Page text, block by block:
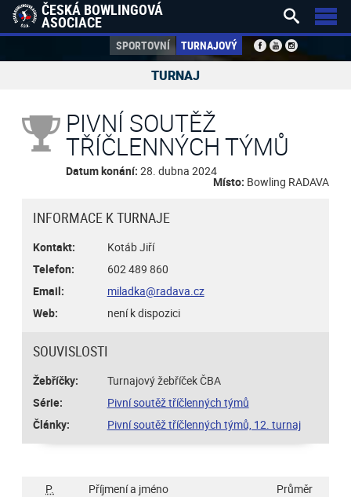
ČESKÁ BOWLINGOVÁ
ASOCIACE
SPORTOVNÍ TURNAJOVÝ
 
TURNAJ
PIVNÍ SOUTĚŽ
TŘÍČLENNÝCH TÝMŮ
Datum konání: 28. dubna 2024
Místo: Bowling RADAVA
INFORMACE K TURNAJE
Kontakt:
Kotáb Jiří
Telefon:
602 489 860
Email:
miladka@radava.cz
Web:
není k dispozici
SOUVISLOSTI
Žebříčky:
Turnajový žebříček ČBA
Série:
Pivní soutěž tříčlenných týmů
Články:
Pivní soutěž tříčlenných týmů, 12. turnaj
P. Příjmení a jméno
Průměr